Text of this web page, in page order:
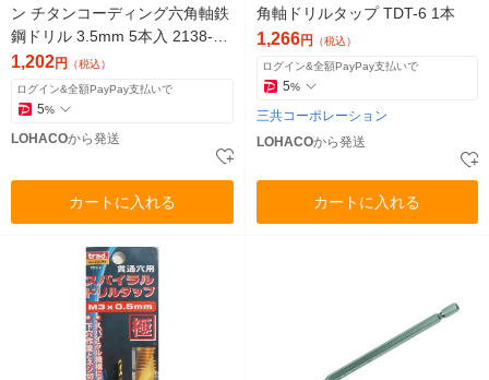
ン チタンコーディング六角軸鉄
鋼ドリル 3.5mm 5本入 2138-35
1個(5本入)
1,202円 （税込）
ログイン&全額PayPay支払いで
5%
LOHACOから発送
カートに入れる
角軸ドリルタップ TDT-6 1本
1,266円 （税込）
ログイン&全額PayPay支払いで
5%
三共コーポレーション
LOHACOから発送
カートに入れる